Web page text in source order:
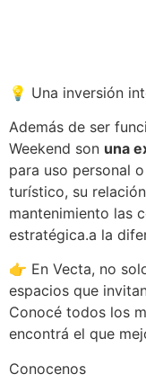
💡 Una inversión
Además de ser
Weekend son una
para uso personal
turístico, su
mantenimiento las
estratégica.a la
👉 En Vecta, no
espacios que
Conocé todos los
encontrá el que
Conocenos